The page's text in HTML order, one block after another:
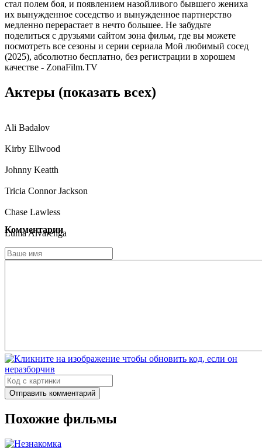
стал полем боя, и появлением назойливого бывшего жениха
их вынужденное соседство и вынужденное партнерство
медленно перерастает в нечто большее. Не забудьте
поделиться с друзьями сайтом зона фильм, где вы можете
посмотреть все сезоны и серии сериала Мой любимый сосед
(2025), абсолютно бесплатно, без регистрации в хорошем
качестве - ZonaFilm.TV
Актеры (показать всех)
Ali Badalov
Kirby Ellwood
Johnny Keatth
Tricia Connor Jackson
Chase Lawless
Luma Alvarenga
Kaelyn Armstrong
Комментарии
Отправить комментарий
Похожие фильмы